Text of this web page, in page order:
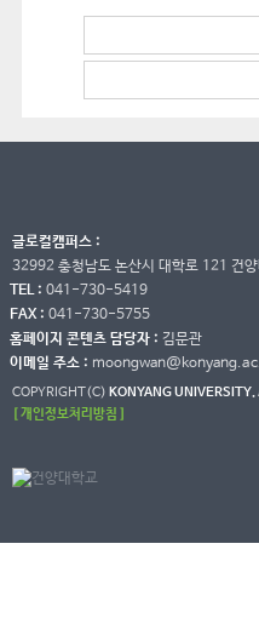
글로컬캠퍼스 :
32992 충청남도 논산시 대학로 121 건
TEL : 041-730-5419
FAX : 041-730-5755
홈페이지 콘텐츠 담당자 : 김문관
이메일 주소 :
COPYRIGHT(C) KONYANG UNIVERSITY.
[ 개인정보처리방침 ]